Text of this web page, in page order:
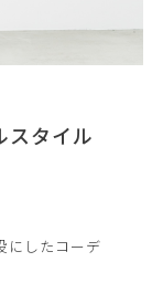
スタイル
にしたコーデ